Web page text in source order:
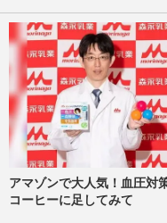
アマゾンで大人気！血圧対
コーヒーに足してみて